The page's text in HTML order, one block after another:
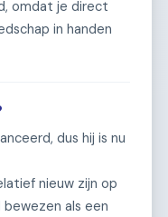
omdat je direct
in handen
dus hij is nu
nieuw zijn op
als een